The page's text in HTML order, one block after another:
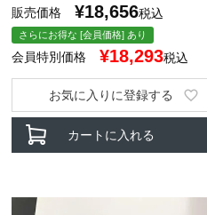
販売価格
¥18,656税込
さらにお得な [会員価格] あり
会員特別価格 ¥18,293税込
カートに入れる
お気に入りに登録する